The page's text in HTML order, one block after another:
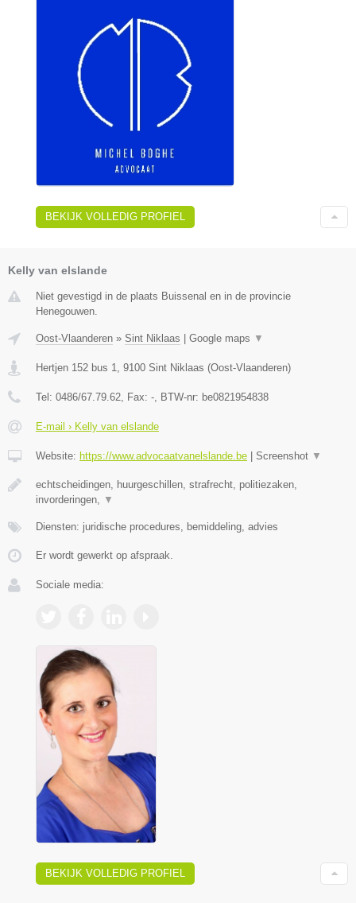
BEKIJK VOLLEDIG PROFIEL
Kelly van elslande
Niet gevestigd in de plaats Buissenal en in de provincie
Henegouwen.
Oost-Vlaanderen » Sint Niklaas Google maps ▼
Hertjen 152 bus 1, 9100 Sint Niklaas (Oost-Vlaanderen)
Tel: 0486/67.79.62, Fax: -, BTW-nr: be0821954838
E-mail › Kelly van elslande
Website: https://www.advocaatvanelslande.be Screenshot ▼
echtscheidingen, huurgeschillen, strafrecht, politiezaken,
invorderingen, ▼
Diensten: juridische procedures, bemiddeling, advies
Er wordt gewerkt op afspraak.
Sociale media:
BEKIJK VOLLEDIG PROFIEL